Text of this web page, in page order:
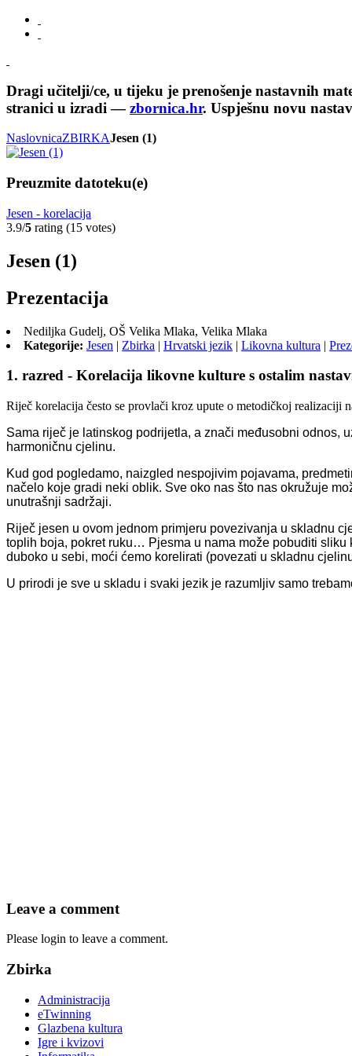
Dragi učitelji/ce, u tijeku je prenošenje nastavnih
stranici u izradi —zbornica.hr. Uspješnu novu
NaslovnicaZBIRKAJesen (1)
Preuzmite datoteku(e)
Jesen - korelacija
3.9/5 rating (15 votes)
Jesen (1)
Prezentacija
Nediljka Gudelj, OŠ Velika Mlaka, Velika Mlaka
Kategorije: Jesen | Zbirka | Hrvatski jezik | Likovna kultura |
1. razred - Korelacija likovne kulture s ostalim
Riječ korelacija često se provlači kroz upute o metodičkoj realizaciji
Sama riječ je latinskog podrijetla, a znači međusobni odnos,
harmoničnu cjelinu.
Kud god pogledamo, naizgled nespojivim pojavama,
načelo koje gradi neki oblik. Sve oko nas što nas okružuje mo
unutrašnji sadržaji.
Riječ jesen u ovom jednom primjeru povezivanja u skladnu
toplih boja, pokret ruku… Pjesma u nama može pobuditi sliku
duboko u sebi, moći ćemo korelirati (povezati u skladnu
U prirodi je sve u skladu i svaki jezik je razumljiv samo
Leave a comment
Please login to leave a comment.
Zbirka
Administracija
eTwinning
Glazbena kultura
Igre i kvizovi